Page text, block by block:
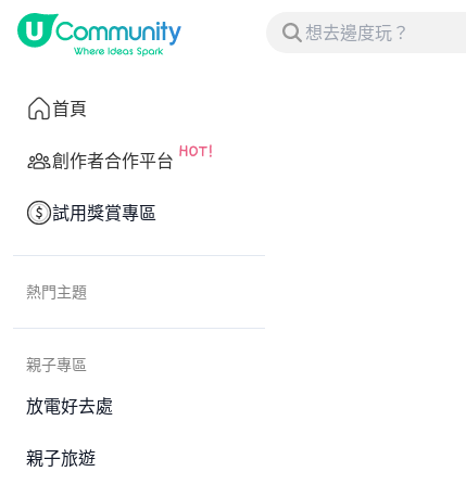
首頁
創作者合作平台
試用獎賞專區
熱門主題
親子專區
放電好去處
親子旅遊